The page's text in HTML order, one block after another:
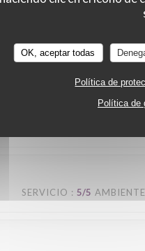
OK, aceptar todas
Política de
Política de
SERVICIO: 5/5 AMBIENTE
SERVICIO : 5/5 AMBIENTE